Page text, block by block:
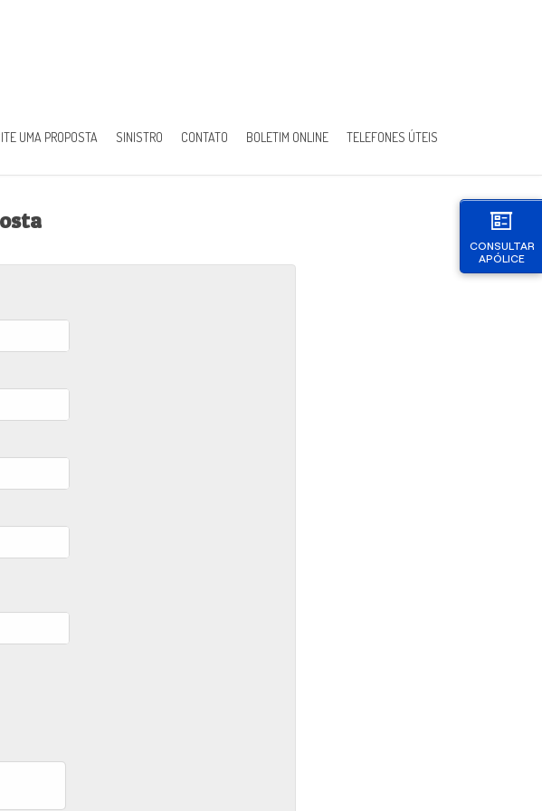
CONSULTAR
APÓLICE
UMA PROPOSTA SINISTRO CONTATO BOLETIM ONLINE TELEFONES ÚTEIS